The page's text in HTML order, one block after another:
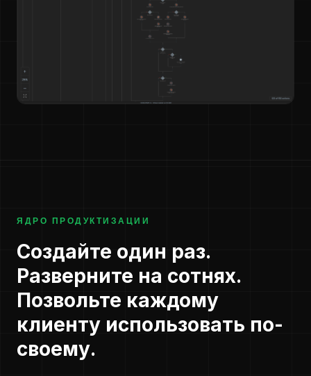
ЯДРО ПРОДУКТИЗАЦИИ
Создайте один раз.
Разверните на сотнях.
Позвольте каждому
клиенту использовать по-
своему.